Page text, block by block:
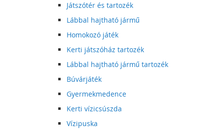
Játszótér és tartozék
Lábbal hajtható jármű
Homokozó játék
Kerti játszóház tartozék
Lábbal hajtható jármű tartozék
Búvárjáték
Gyermekmedence
Kerti vízicsúszda
Vízipuska